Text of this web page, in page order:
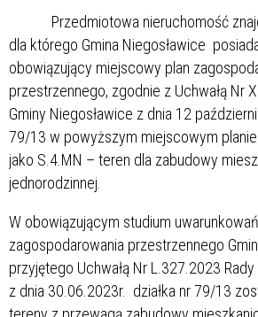
Przedmiotowa nieruchomość
dla którego Gmina Niegosławice
obowiązujący miejscowy plan
przestrzennego, zgodnie z Uchwałą Nr
Gminy Niegosławice z dnia 12
79/13 w powyższym miejscowym
jako S.4.MN – teren dla zabudowy
jednorodzinnej.
W obowiązującym studium
zagospodarowania przestrzennego
przyjętego Uchwałą Nr L.327.2023
z dnia 30.06.2023r. działka nr 79/13